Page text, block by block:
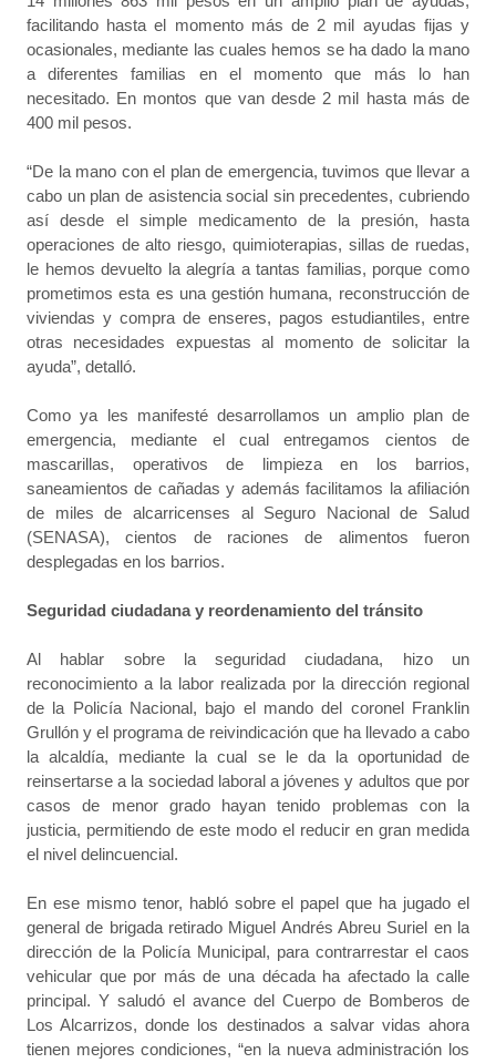
facilitando hasta el momento más de 2 mil ayudas fijas y
ocasionales, mediante las cuales hemos se ha dado la mano
a diferentes familias en el momento que más lo han
necesitado. En montos que van desde 2 mil hasta más de
400 mil pesos.
“De la mano con el plan de emergencia, tuvimos que llevar a
cabo un plan de asistencia social sin precedentes, cubriendo
así desde el simple medicamento de la presión, hasta
operaciones de alto riesgo, quimioterapias, sillas de ruedas,
le hemos devuelto la alegría a tantas familias, porque como
prometimos esta es una gestión humana, reconstrucción de
viviendas y compra de enseres, pagos estudiantiles, entre
otras necesidades expuestas al momento de solicitar la
ayuda”, detalló.
Como ya les manifesté desarrollamos un amplio plan de
emergencia, mediante el cual entregamos cientos de
mascarillas, operativos de limpieza en los barrios,
saneamientos de cañadas y además facilitamos la afiliación
de miles de alcarricenses al Seguro Nacional de Salud
(SENASA), cientos de raciones de alimentos fueron
desplegadas en los barrios.
Seguridad ciudadana y reordenamiento del tránsito
Al hablar sobre la seguridad ciudadana, hizo un
reconocimiento a la labor realizada por la dirección regional
de la Policía Nacional, bajo el mando del coronel Franklin
Grullón y el programa de reivindicación que ha llevado a cabo
la alcaldía, mediante la cual se le da la oportunidad de
reinsertarse a la sociedad laboral a jóvenes y adultos que por
casos de menor grado hayan tenido problemas con la
justicia, permitiendo de este modo el reducir en gran medida
el nivel delincuencial.
En ese mismo tenor, habló sobre el papel que ha jugado el
general de brigada retirado Miguel Andrés Abreu Suriel en la
dirección de la Policía Municipal, para contrarrestar el caos
vehicular que por más de una década ha afectado la calle
principal. Y saludó el avance del Cuerpo de Bomberos de
Los Alcarrizos, donde los destinados a salvar vidas ahora
tienen mejores condiciones, “en la nueva administración los